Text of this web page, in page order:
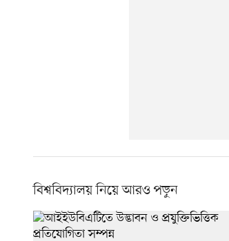
বিশ্ববিদ্যালয় নিয়ে আরও পড়ুন